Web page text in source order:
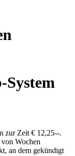
zur Zeit € 12,25--.
Wochen
an dem gekündigt